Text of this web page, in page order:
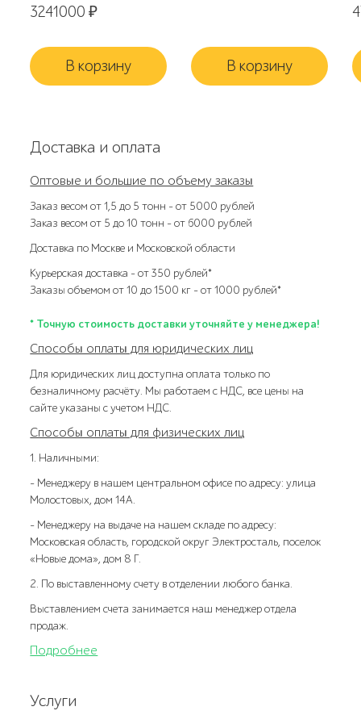
3241000₽
В корзину В корзину
Доставка и оплата
Оптовые и большие по объему заказы
Заказ весом от 1,5 до 5 тонн – от 5000 рублей
Заказ весом от 5 до 10 тонн – от 6000 рублей
Доставка по Москве и Московской области
Курьерская доставка – от 350 рублей*
Заказы объемом от 10 до 1500 кг – от 1000 рублей*
* Точную стоимость доставки уточняйте у менеджера!
Способы оплаты для юридических лиц
Для юридических лиц доступна оплата только по
безналичному расчёту. Мы работаем с НДС, все цены на
сайте указаны с учетом НДС.
Способы оплаты для физических лиц
1. Наличными:
- Менеджеру в нашем центральном офисе по адресу: улица
Молостовых, дом 14А.
- Менеджеру на выдаче на нашем складе по адресу:
Московская область, городской округ Электросталь, поселок
«Новые дома», дом 8 Г.
2. По выставленному счету в отделении любого банка.
Выставлением счета занимается наш менеджер отдела
продаж.
Подробнее
Услуги